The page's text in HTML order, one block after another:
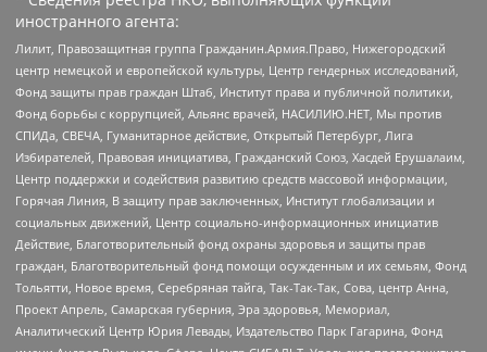
иностранного агента:
Лилит, Правозащитная группа Гражданин.Армия.Право, Нижегородский
центр немецкой и европейской культуры, Центр гендерных исследований,
Фонд защиты прав граждан Штаб, Институт права и публичной политики,
Фонд борьбы с коррупцией, Альянс врачей, НАСИЛИЮ.НЕТ, Мы против
СПИДа, СВЕЧА, Гуманитарное действие, Открытый Петербург, Лига
Избирателей, Правовая инициатива, Гражданский Союз, Хасдей Ерушалаим,
Центр поддержки и содействия развитию средств массовой информации,
Горячая Линия, В защиту прав заключенных, Институт глобализации и
социальных движений, Центр социально-информационных инициатив
Действие, Благотворительный фонд охраны здоровья и защиты прав
граждан, Благотворительный фонд помощи осужденным и их семьям, Фонд
Тольятти, Новое время, Серебряная тайга, Так-Так-Так, Сова, центр Анна,
Проект Апрель, Самарская губерния, Эра здоровья, Мемориал,
Аналитический Центр Юрия Левады, Издательство Парк Гагарина, Фонд